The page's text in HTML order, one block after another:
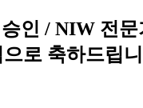
인 / NIW 전
로 축하드립